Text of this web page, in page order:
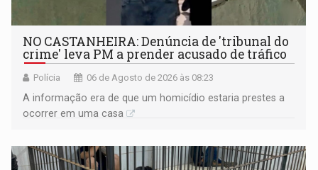
NO CASTANHEIRA: ​Denúncia de 'tribunal do
crime' leva PM a prender acusado de tráfico
Polícia 06 de Agosto de 2026 às 08:23
A informação era de que um homicídio estaria prestes a
ocorrer em uma casa